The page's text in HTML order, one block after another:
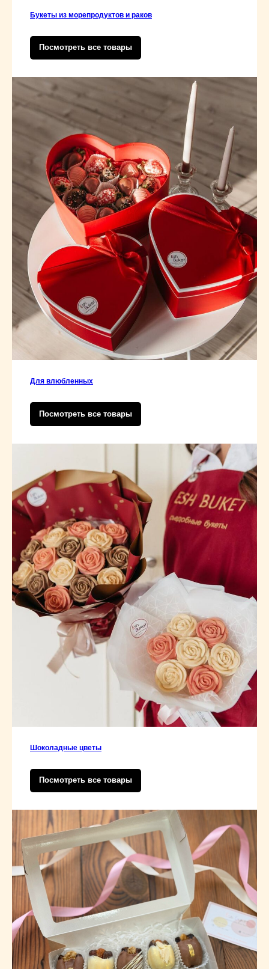
Букеты из морепродуктов и раков
Посмотреть все товары
Для влюбленных
Посмотреть все товары
Шоколадные цветы
Посмотреть все товары